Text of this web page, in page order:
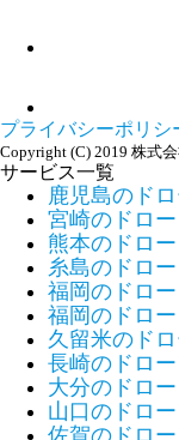
プライバシーポリシ
Copyright (C) 2019 株式
サービス一覧
鹿児島のド
宮崎のドロ
熊本のドロ
糸島のドロ
福岡のドロ
福岡のドロ
久留米のド
長崎のドロ
大分のドロ
山口のドロ
佐賀のドロ